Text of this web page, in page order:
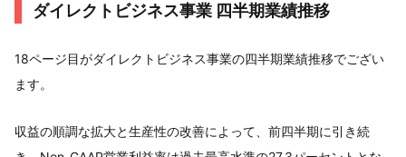
ダイレクトビジネス事業 四半期業績推移
18ページ目がダイレクトビジネス事業の四半期業績推移でござい
ます。
収益の順調な拡大と生産性の改善によって、前四半期に引き続